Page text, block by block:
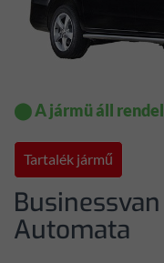
⬤ A jármü áll
Tartalék jármű
Automata